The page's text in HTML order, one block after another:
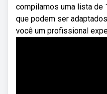
compilamos uma lista de
que podem ser
você um profissional